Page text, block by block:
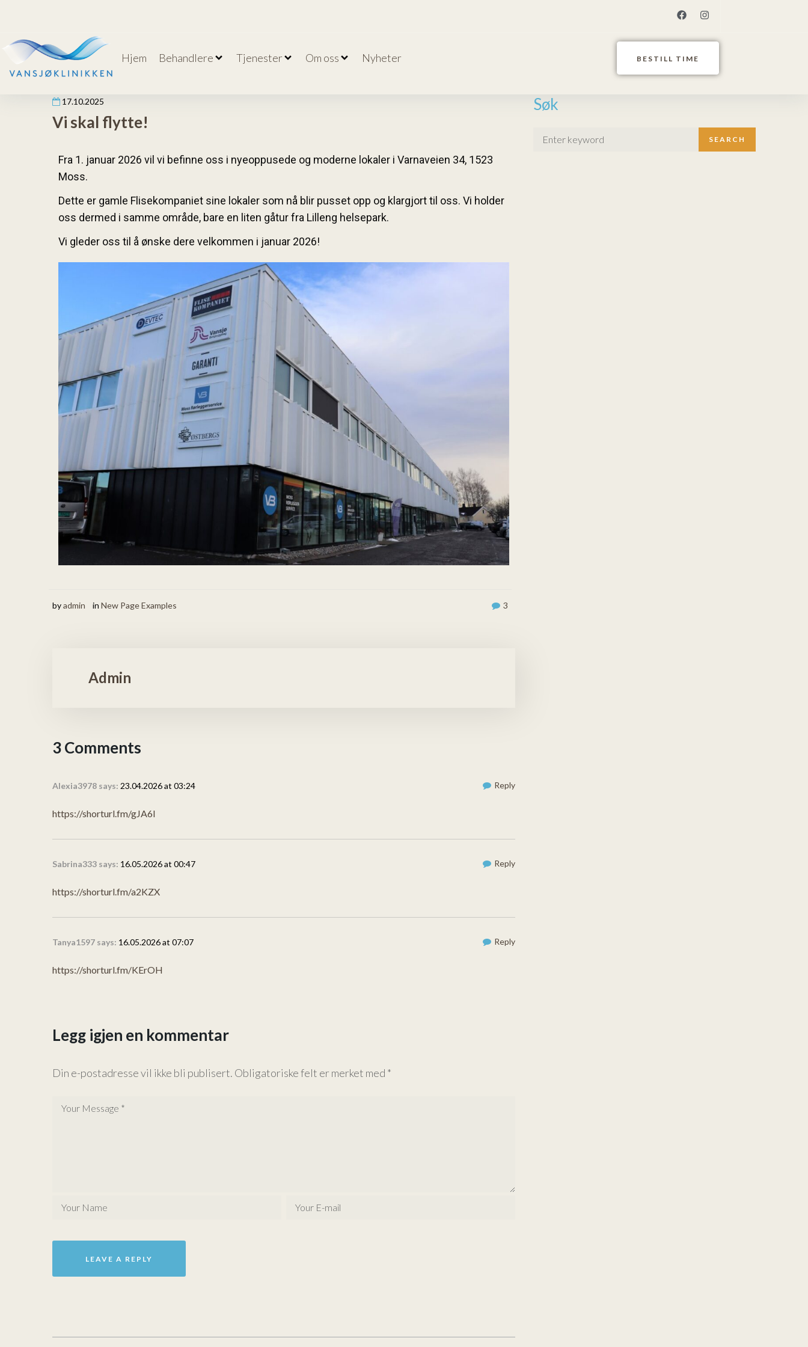
Hjem Behandlere Tjenester Om oss Nyheter BESTILL TIME
17.10.2025
Vi skal flytte!
Fra 1. januar 2026 vil vi befinne oss i nyeoppusede og moderne lokaler i Varnaveien 34, 1523
Moss.
Dette er gamle Flisekompaniet sine lokaler som nå blir pusset opp og klargjort til oss. Vi holder
oss dermed i samme område, bare en liten gåtur fra Lilleng helsepark.
Vi gleder oss til å ønske dere velkommen i januar 2026!
byadmin in New Page Examples 3
Admin
3 Comments
Alexia3978 says: 23.04.2026 at 03:24 Reply
https://shorturl.fm/gJA6I
Sabrina333 says: 16.05.2026 at 00:47 Reply
https://shorturl.fm/a2KZX
Tanya1597 says: 16.05.2026 at 07:07 Reply
https://shorturl.fm/KErOH
Legg igjen en kommentar
Din e-postadresse vil ikke bli publisert. Obligatoriske felt er merket med *
Søk
SEARCH